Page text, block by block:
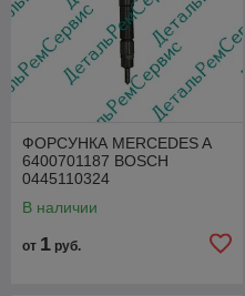
ФОРСУНКА MERCEDES A
6400701187 BOSCH
0445110324
В наличии
от 1 руб.